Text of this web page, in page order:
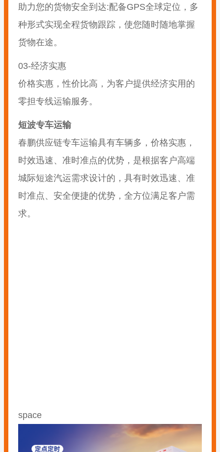
助力您的货物安全到达:配备GPS全球定位，多
种形式实现全程货物跟踪，使您随时随地掌握
货物在途。
03-经济实惠
价格实惠，性价比高，为客户提供经济实用的
零担专线运输服务。
短波专车运输
春鹏供应链专车运输具有车辆多，价格实惠，
时效迅速、准时准点的优势，是根据客户高端
城际短途汽运需求设计的，具有时效迅速、准
时准点、安全便捷的优势，全方位满足客户需
求。
space